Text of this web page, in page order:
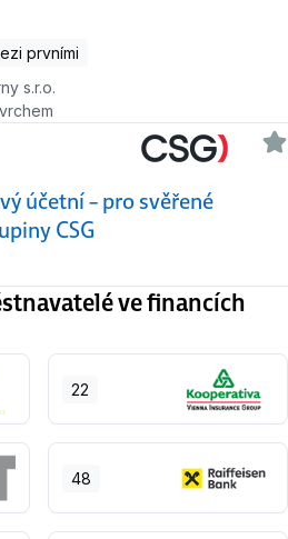
prvními
s.r.o.
účetní – pro svěřené
CSG
ve financích
22
48